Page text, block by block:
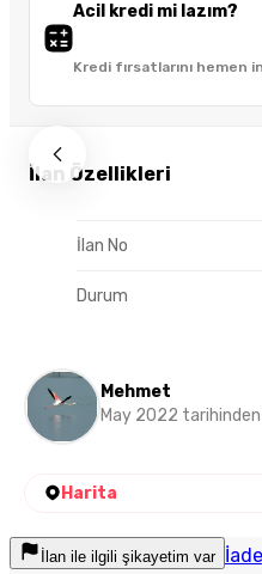
Acil kredi mi lazım?
Kredi fırsatlarını hemen
İlan Özellikleri
İlan No
Durum
Mehmet
May 2022
Harita
İlan ile ilgili şikayetim var